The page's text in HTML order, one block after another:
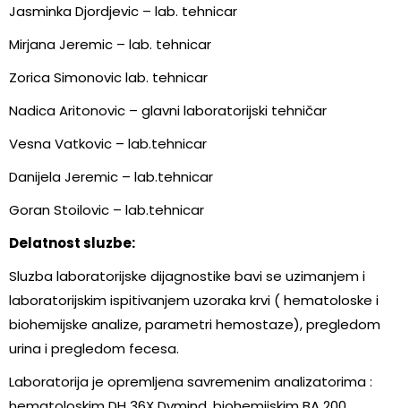
Jasminka Djordjevic – lab. tehnicar
Mirjana Jeremic – lab. tehnicar
Zorica Simonovic lab. tehnicar
Nadica Aritonovic – glavni laboratorijski tehničar
Vesna Vatkovic – lab.tehnicar
Danijela Jeremic – lab.tehnicar
Goran Stoilovic – lab.tehnicar
Delatnost sluzbe:
Sluzba laboratorijske dijagnostike bavi se uzimanjem i
laboratorijskim ispitivanjem uzoraka krvi ( hematoloske i
biohemijske analize, parametri hemostaze), pregledom
urina i pregledom fecesa.
Laboratorija je opremljena savremenim analizatorima :